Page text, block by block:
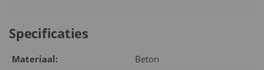
Specificaties
Materiaal:
Beton